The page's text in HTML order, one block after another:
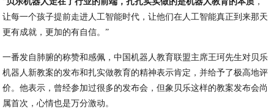
让每一个孩子提前走进人工智能时代，让他们在人工智能真正到来那天
更有成就，更加的有自信。”
一番发自肺腑的称赞和感佩，中国机器人教育联盟主席王珂先生对贝乐
机器人新教案的发布和扎实做教育的精神表示肯定，并给予了极高地评
价。他表示，曾经参加过很多的发布会，但象贝乐这样的教案发布会尚
属首次，心情也是万分激动。